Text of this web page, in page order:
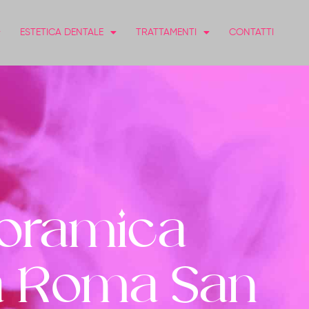
ESTETICA DENTALE TRATTAMENTI CONTATTI
San